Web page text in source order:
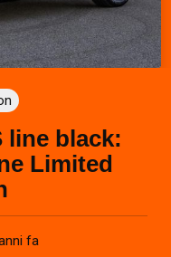
line black:
Limited
fa